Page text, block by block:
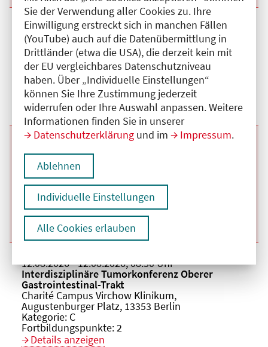
Sie der Verwendung aller Cookies zu. Ihre
Einwilligung erstreckt sich in manchen Fällen
(YouTube) auch auf die Datenübermittlung in
Drittländer (etwa die USA), die derzeit kein mit
der EU vergleichbares Datenschutzniveau
haben. Über „Individuelle Einstellungen“
können Sie Ihre Zustimmung jederzeit
widerrufen oder Ihre Auswahl anpassen. Weitere
Informationen finden Sie in unserer
Datenschutzerklärung und im Impressum.
Ablehnen
Individuelle Einstellungen
Alle Cookies erlauben
Beginn:
26.08.2026Ende und Anfangszeit:
-26.08.2026,08:30 Uhr
Veranstaltungstitel:
Interdisziplinäre Tumorkonferenz Oberer
Gastrointestinal-Trakt
Veranstaltungsort:
Charité Campus Virchow Klinikum,
Augustenburger Platz, 13353 Berlin
Kategorie:C
Fortbildungspunkte:2
Details anzeigen
Ende und Anfangszeit:
,08:30 Uhr
Veranstaltungstitel:
Interdisziplinäre Tumorkonferenz Oberer
Gastrointestinal-Trakt
Veranstaltungsort:
Charité Campus Virchow Klinikum,
Augustenburger Platz, 13353 Berlin
Kategorie:C
Fortbildungspunkte:2
Details anzeigen
Beginn:
12.08.2026Ende und Anfangszeit:
-12.08.2026,08:30 Uhr
Veranstaltungstitel:
Interdisziplinäre Tumorkonferenz Oberer
Gastrointestinal-Trakt
Veranstaltungsort:
Charité Campus Virchow Klinikum,
Augustenburger Platz, 13353 Berlin
Kategorie: C
Fortbildungspunkte:2
Details anzeigen